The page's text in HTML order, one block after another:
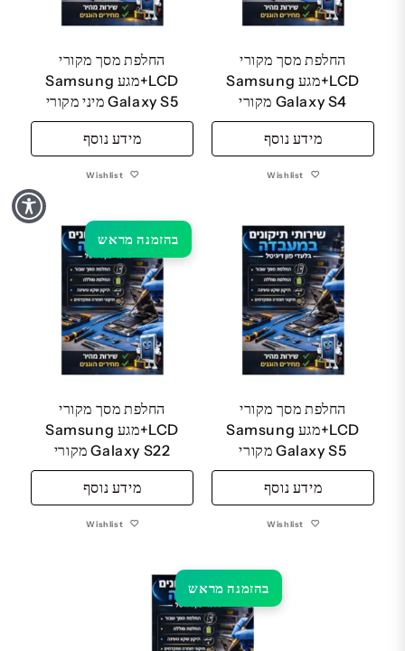
החלפת מסך מקורי
LCD+מגע Samsung
Galaxy S4 מקורי
מידע נוסף
Wishlist
החלפת מסך מקורי
LCD+מגע Samsung
Galaxy S5 מיני מקורי
מידע נוסף
Wishlist
החלפת מסך מקורי
LCD+מגע Samsung
Galaxy S5 מקורי
מידע נוסף
Wishlist
בהזמנה מראש
החלפת מסך מקורי
LCD+מגע Samsung
Galaxy S22 מקורי
מידע נוסף
Wishlist
בהזמנה מראש